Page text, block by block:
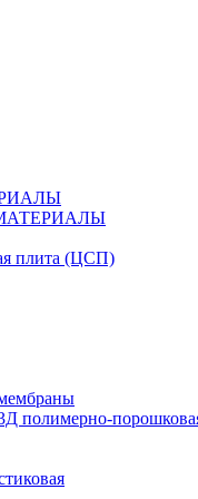
плита (ЦСП)
полимерно-